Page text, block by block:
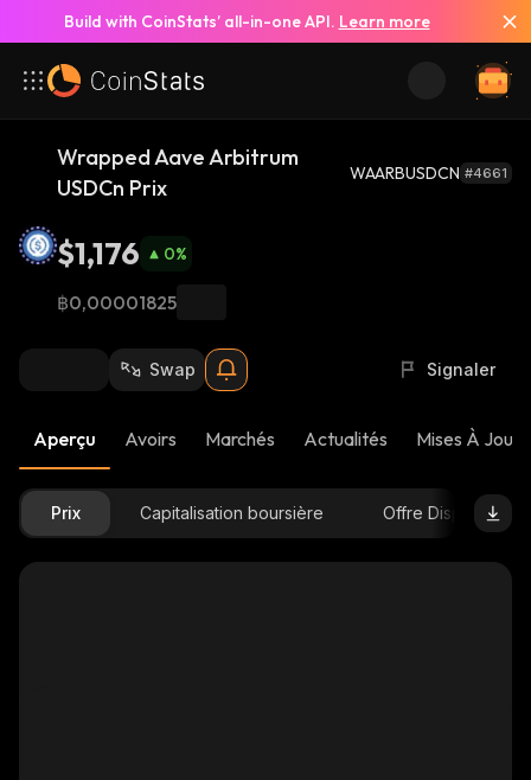
Build with CoinStats’ all-in-one API. Learn more
Wrapped Aave Arbitrum
USDCn Prix
WAARBUSDCN #4661
$1,176 0%
฿0,00001825
Swap Signaler
Aperçu Avoirs Marchés Actualités Mises À Jour
Prix Capitalisation boursière Offre Disponible